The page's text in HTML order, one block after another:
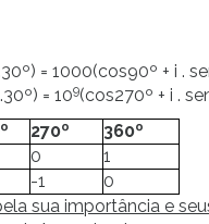
= 1000(cos90º + i .
= 109(cos270º + i .
270º
360º
0
1
-1
0
sua importância e